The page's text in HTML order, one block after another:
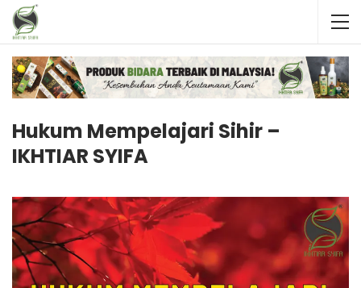
Hukum Mempelajari Sihir –
IKHTIAR SYIFA